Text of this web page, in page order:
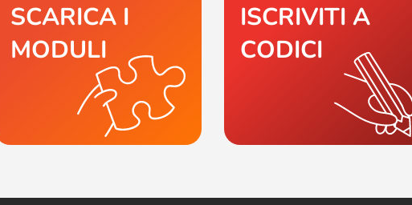
SCARICA I
MODULI
ISCRIVITI A
CODICI